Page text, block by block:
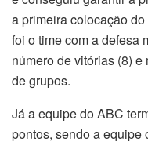
a primeira colocação
foi o time com a defesa
número de vitórias (8)
de grupos.
Já a equipe do ABC
pontos, sendo a equipe